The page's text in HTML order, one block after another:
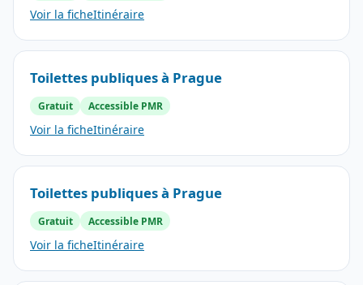
Voir la ficheItinéraire
Toilettes publiques à Prague
Gratuit Accessible PMR
Voir la ficheItinéraire
Toilettes publiques à Prague
Gratuit Accessible PMR
Voir la ficheItinéraire